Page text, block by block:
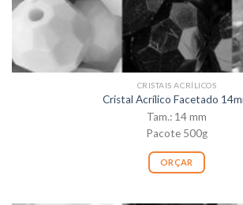
CRISTAIS ACRÍLICOS
Cristal Acrílico Facetado
Tam.: 14 mm
Pacote 500g
ORÇAR